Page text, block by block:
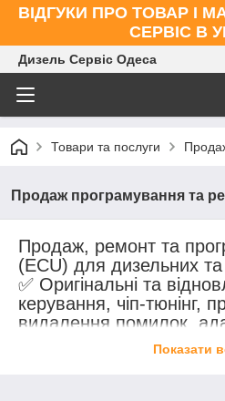
ВІДГУКИ ПРО ТОВАР І
СЕРВІС В
Дизель Сервіс Одеса
Товари та послуги
Продаж програмування та
Продаж, ремонт та
(ECU) для дизельних
✅ Оригінальні та
керування, чіп-тюнінг,
видалення помилок,
іммобілайзера. 🔧Показати